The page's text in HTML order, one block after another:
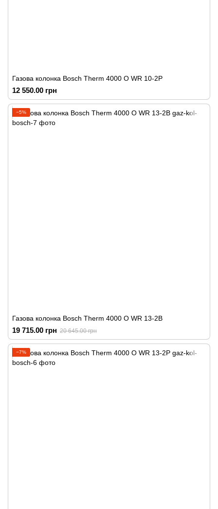
Газова колонка Bosch Therm 4000 O WR 10-2P
12 550.00 грн
−5%
Газова колонка Bosch Therm 4000 O WR 13-2B
19 715.00 грн 20 645.00 грн
−7%